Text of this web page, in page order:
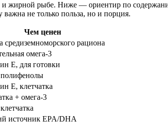
и жирной рыбе. Ниже — ориентир по
не только польза, но и порция.
Чем ценен
средиземноморского рациона
омега-3
E, для готовки
E, клетчатка
+ омега-3
источник EPA/DHA